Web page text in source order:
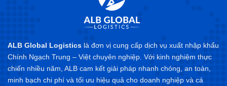
ALB Global Logistics là đơn vị cung cấp dịch vụ xuất nhập khẩu
Chính Ngạch Trung – Việt chuyên nghiệp. Với kinh nghiệm thực
chiến nhiều năm, ALB cam kết giải pháp nhanh chóng, an toàn,
minh bạch chi phí và tối ưu hiệu quả cho doanh nghiệp và cá